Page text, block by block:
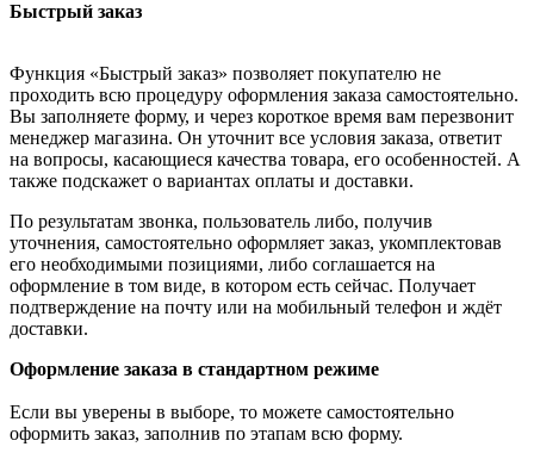
Быстрый заказ
Функция «Быстрый заказ» позволяет покупателю не
проходить всю процедуру оформления заказа самостоятельно.
Вы заполняете форму, и через короткое время вам перезвонит
менеджер магазина. Он уточнит все условия заказа, ответит
на вопросы, касающиеся качества товара, его особенностей. А
также подскажет о вариантах оплаты и доставки.
По результатам звонка, пользователь либо, получив
уточнения, самостоятельно оформляет заказ, укомплектовав
его необходимыми позициями, либо соглашается на
оформление в том виде, в котором есть сейчас. Получает
подтверждение на почту или на мобильный телефон и ждёт
доставки.
Оформление заказа в стандартном режиме
Если вы уверены в выборе, то можете самостоятельно
оформить заказ, заполнив по этапам всю форму.